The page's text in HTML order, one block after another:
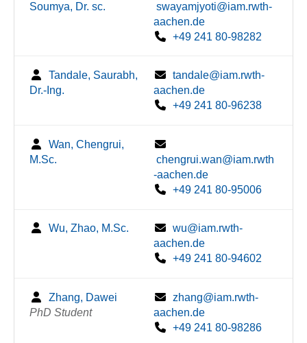
Soumya, Dr. sc.
swayamjyoti@iam.rwth-
aachen.de
+49 241 80-98282
Tandale, Saurabh,
Dr.-Ing.
tandale@iam.rwth-
aachen.de
+49 241 80-96238
Wan, Chengrui,
M.Sc.
chengrui.wan@iam.rwth
-aachen.de
+49 241 80-95006
Wu, Zhao, M.Sc.
wu@iam.rwth-
aachen.de
+49 241 80-94602
Zhang, Dawei
PhD Student
zhang@iam.rwth-
aachen.de
+49 241 80-98286